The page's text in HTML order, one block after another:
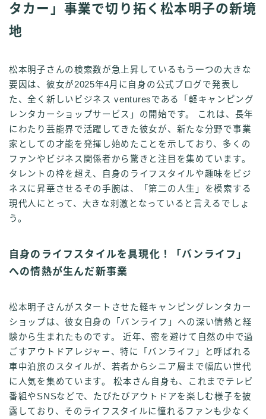
タカー」事業で切り拓く松本明子の新境
地
松本明子さんの検索数が急上昇しているもう一つの大きな
要因は、彼女が2025年4月に自身の公式ブログで発表し
た、全く新しいビジネス venturesである「軽キャンピング
レンタカーショップサービス」の開始です。 これは、長年
にわたり芸能界で活躍してきた彼女が、新たな分野で事業
家としての才能を発揮し始めたことを示しており、多くの
ファンやビジネス関係者から驚きと注目を集めています。
タレントの枠を超え、自身のライフスタイルや趣味をビジ
ネスに昇華させるその手腕は、「第二の人生」を模索する
現代人にとって、大きな刺激となっていると言えるでしょ
う。
自身のライフスタイルを具現化！「バンライフ」
への情熱が生んだ新事業
松本明子さんがスタートさせた軽キャンピングレンタカー
ショップは、彼女自身の「バンライフ」への深い情熱と経
験から生まれたものです。 近年、密を避けて自然の中で過
ごすアウトドアレジャー、特に「バンライフ」と呼ばれる
車中泊旅のスタイルが、若者からシニア層まで幅広い世代
に人気を集めています。 松本さん自身も、これまでテレビ
番組やSNSなどで、たびたびアウトドアを楽しむ様子を披
露しており、そのライフスタイルに憧れるファンも少なく